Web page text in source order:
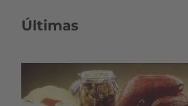
Últimas